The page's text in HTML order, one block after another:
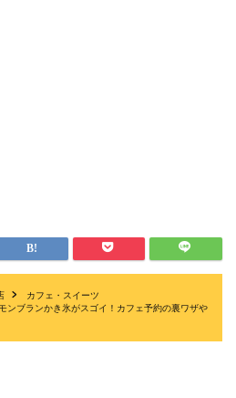
カフェ・スイーツ
ンブランかき氷がスゴイ！カフェ予約の裏ワザや